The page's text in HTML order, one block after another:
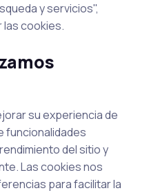
y servicios",
cookies.
su experiencia de
funcionalidades
del sitio y
Las cookies nos
para facilitar la